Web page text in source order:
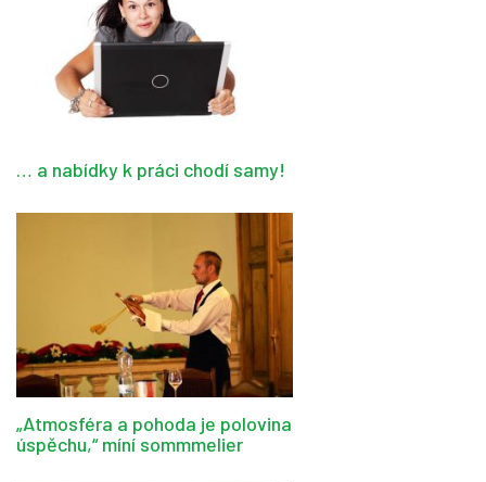
… a nabídky k práci chodí samy!
„Atmosféra a pohoda je polovina
úspěchu,“ míní sommmelier